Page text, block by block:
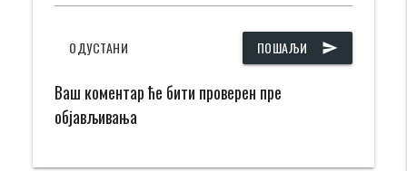
ПОШАЉИ send
ОДУСТАНИ
Ваш коментар ће бити проверен пре
објављивања